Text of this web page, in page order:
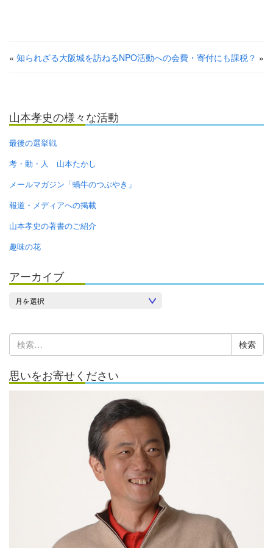
« 知られざる大阪城を訪ねるNPO活動への会費・寄付にも課税？ »
山本孝史の様々な活動
最後の選挙戦
考・動・人 山本たかし
メールマガジン「蝸牛のつぶやき」
報道・メディアへの掲載
山本孝史の著書のご紹介
趣味の花
アーカイブ
カ
索:
思いをお寄せください